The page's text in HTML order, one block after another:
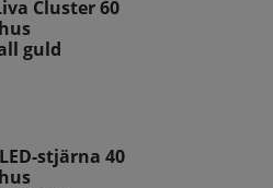
Cluster 60
guld
stjärna 40